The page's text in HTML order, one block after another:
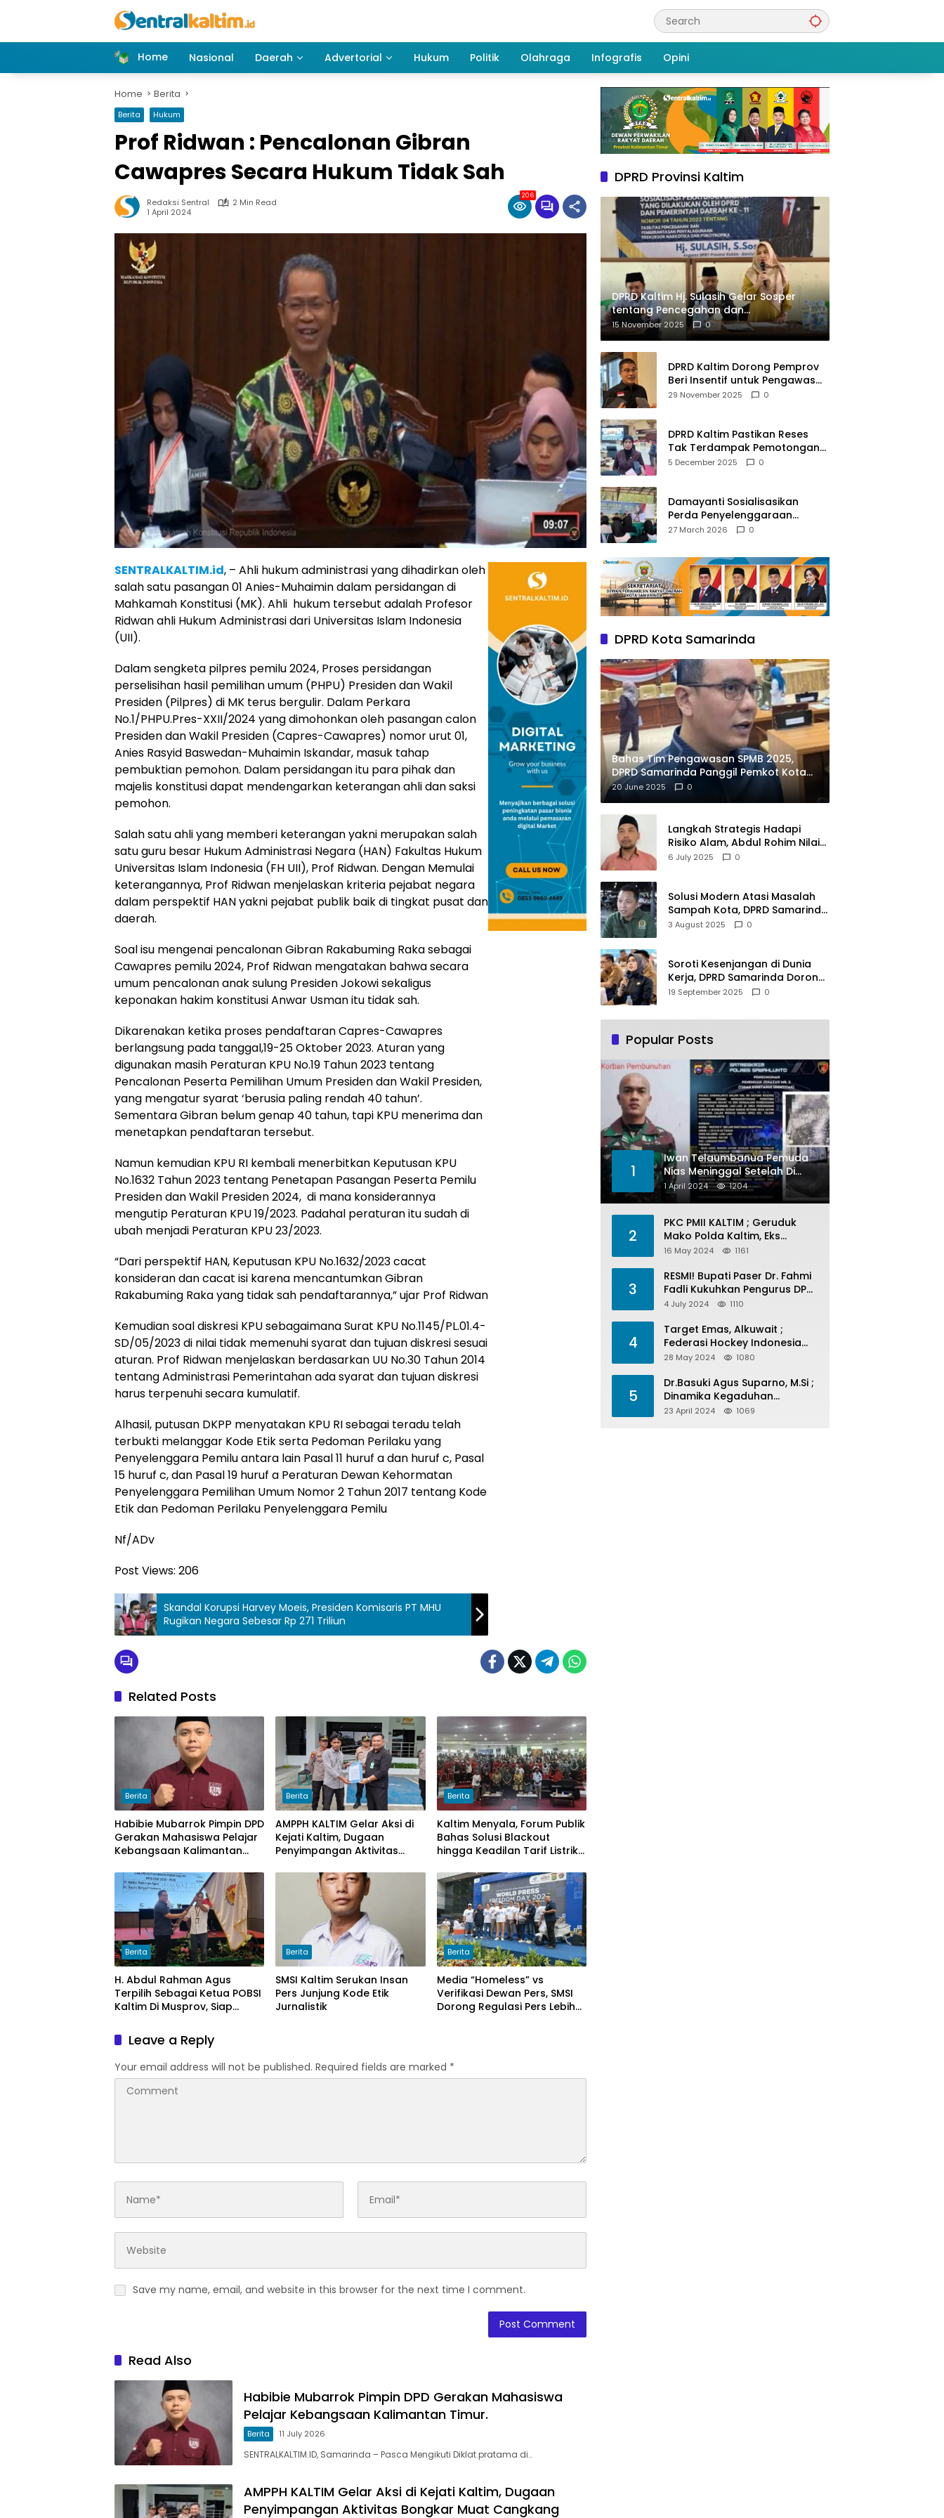
Home
Nasional Daerah Advertorial Hukum Politik Olahraga Infografis Opini
Home Berita
Berita Hukum
Prof Ridwan : Pencalonan Gibran
Cawapres Secara Hukum Tidak Sah
Redaksi Sentral
2 Min Read
1 April 2024
206
SENTRALKALTIM.id, – Ahli hukum administrasi yang dihadirkan oleh
salah satu pasangan 01 Anies-Muhaimin dalam persidangan di
Mahkamah Konstitusi (MK). Ahli hukum tersebut adalah Profesor
Ridwan ahli Hukum Administrasi dari Universitas Islam Indonesia
(UII).
Dalam sengketa pilpres pemilu 2024, Proses persidangan
perselisihan hasil pemilihan umum (PHPU) Presiden dan Wakil
Presiden (Pilpres) di MK terus bergulir. Dalam Perkara
No.1/PHPU.Pres-XXII/2024 yang dimohonkan oleh pasangan calon
Presiden dan Wakil Presiden (Capres-Cawapres) nomor urut 01,
Anies Rasyid Baswedan-Muhaimin Iskandar, masuk tahap
pembuktian pemohon. Dalam persidangan itu para pihak dan
majelis konstitusi dapat mendengarkan keterangan ahli dan saksi
pemohon.
Salah satu ahli yang memberi keterangan yakni merupakan salah
satu guru besar Hukum Administrasi Negara (HAN) Fakultas Hukum
Universitas Islam Indonesia (FH UII), Prof Ridwan. Dengan Memulai
keterangannya, Prof Ridwan menjelaskan kriteria pejabat negara
dalam perspektif HAN yakni pejabat publik baik di tingkat pusat dan
daerah.
Soal isu mengenai pencalonan Gibran Rakabuming Raka sebagai
Cawapres pemilu 2024, Prof Ridwan mengatakan bahwa secara
umum pencalonan anak sulung Presiden Jokowi sekaligus
keponakan hakim konstitusi Anwar Usman itu tidak sah.
Dikarenakan ketika proses pendaftaran Capres-Cawapres
berlangsung pada tanggal,19-25 Oktober 2023. Aturan yang
digunakan masih Peraturan KPU No.19 Tahun 2023 tentang
Pencalonan Peserta Pemilihan Umum Presiden dan Wakil Presiden,
yang mengatur syarat ‘berusia paling rendah 40 tahun’.
Sementara Gibran belum genap 40 tahun, tapi KPU menerima dan
menetapkan pendaftaran tersebut.
Namun kemudian KPU RI kembali menerbitkan Keputusan KPU
No.1632 Tahun 2023 tentang Penetapan Pasangan Peserta Pemilu
Presiden dan Wakil Presiden 2024, di mana konsiderannya
mengutip Peraturan KPU 19/2023. Padahal peraturan itu sudah di
ubah menjadi Peraturan KPU 23/2023.
“Dari perspektif HAN, Keputusan KPU No.1632/2023 cacat
konsideran dan cacat isi karena mencantumkan Gibran
Rakabuming Raka yang tidak sah pendaftarannya,” ujar Prof Ridwan
Kemudian soal diskresi KPU sebagaimana Surat KPU No.1145/PL.01.4-
SD/05/2023 di nilai tidak memenuhi syarat dan tujuan diskresi sesuai
aturan. Prof Ridwan menjelaskan berdasarkan UU No.30 Tahun 2014
tentang Administrasi Pemerintahan ada syarat dan tujuan diskresi
harus terpenuhi secara kumulatif.
Alhasil, putusan DKPP menyatakan KPU RI sebagai teradu telah
terbukti melanggar Kode Etik serta Pedoman Perilaku yang
Penyelenggara Pemilu antara lain Pasal 11 huruf a dan huruf c, Pasal
15 huruf c, dan Pasal 19 huruf a Peraturan Dewan Kehormatan
Penyelenggara Pemilihan Umum Nomor 2 Tahun 2017 tentang Kode
Etik dan Pedoman Perilaku Penyelenggara Pemilu
Nf/ADv
Post Views: 206
Skandal Korupsi Harvey Moeis, Presiden Komisaris PT MHU
Rugikan Negara Sebesar Rp 271 Triliun
Related Posts
Berita
Habibie Mubarrok Pimpin DPD
Gerakan Mahasiswa Pelajar
Kebangsaan Kalimantan
Berita
AMPPH KALTIM Gelar Aksi di
Kejati Kaltim, Dugaan
Penyimpangan Aktivitas
Sawit di Logpond Tubaan
Berita
Kaltim Menyala, Forum Publik
Bahas Solusi Blackout
hingga Keadilan Tarif Listrik
Berita
H. Abdul Rahman Agus
Terpilih Sebagai Ketua POBSI
Kaltim Di Musprov, Siap
Berita
SMSI Kaltim Serukan Insan
Pers Junjung Kode Etik
Jurnalistik
Berita
Media “Homeless” vs
Verifikasi Dewan Pers, SMSI
Dorong Regulasi Pers Lebih
Leave a Reply
Your email address will not be published. Required fields are marked *
Save my name, email, and website in this browser for the next time I comment.
Read Also
Habibie Mubarrok Pimpin DPD Gerakan Mahasiswa
Pelajar Kebangsaan Kalimantan Timur.
Berita 11 July 2026
SENTRALKALTIM.ID, Samarinda – Pasca Mengikuti Diklat pratama di…
AMPPH KALTIM Gelar Aksi di Kejati Kaltim, Dugaan
Penyimpangan Aktivitas Bongkar Muat Cangkang
DPRD Provinsi Kaltim
DPRD Kaltim Hj. Sulasih Gelar Sosper
tentang Pencegahan dan
Pemberantasan NAPZA
15 November 2025 0
DPRD Kaltim Dorong Pemprov
Beri Insentif untuk Pengawas
Madrasah dan Pendidikan
29 November 2025 0
DPRD Kaltim Pastikan Reses
Tak Terdampak Pemotongan
Transfer Dana Pusat
5 December 2025 0
Damayanti Sosialisasikan
Perda Penyelenggaraan
Pendidikan Pancasila dan
27 March 2026 0
DPRD Kota Samarinda
Bahas Tim Pengawasan SPMB 2025,
DPRD Samarinda Panggil Pemkot Kota
Tepian
20 June 2025 0
Langkah Strategis Hadapi
Risiko Alam, Abdul Rohim Nilai
Samarinda Siap Jadi Pusat
6 July 2025 0
Solusi Modern Atasi Masalah
Sampah Kota, DPRD Samarinda
Dukung Penuh Proyek PLTSA
3 August 2025 0
Soroti Kesenjangan di Dunia
Kerja, DPRD Samarinda Dorong
Pemkot Gencarkan
19 September 2025 0
Popular Posts
1
Iwan Telaumbanua Pemuda
Nias Meninggal Setelah Di
Habisi Oknum TNI AL
1 April 2024 1204
2
PKC PMII KALTIM ; Geruduk
Mako Polda Kaltim, Eks
Lubang Tambang Banyak
16 May 2024 1161
3
RESMI! Bupati Paser Dr. Fahmi
Fadli Kukuhkan Pengurus DPP
LAP 2024-2029
4 July 2024 1110
4
Target Emas, Alkuwait ;
Federasi Hockey Indonesia
Kota Balikpapan Siap Menjadi
28 May 2024 1080
5
Dr.Basuki Agus Suparno, M.Si ;
Dinamika Kegaduhan
Komunikasi Politik Jelang
23 April 2024 1069